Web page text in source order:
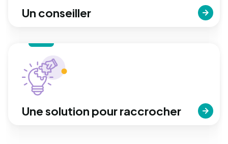
Un conseiller
Une solution pour raccrocher